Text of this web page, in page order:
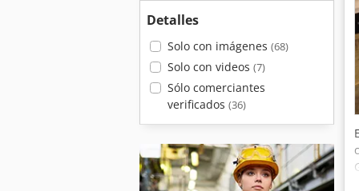
Detalles
Solo con imágenes (68)
Solo con videos (7)
Sólo comerciantes
verificados (36)